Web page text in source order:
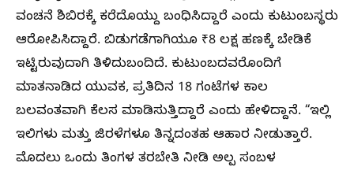
ವಂಚನೆ ಶಿಬಿರಕ್ಕೆ ಕರೆದೊಯ್ದು ಬಂಧಿಸಿದ್ದಾರೆ ಎಂದು ಕುಟುಂಬಸ್ಥರು
ಆರೋಪಿಸಿದ್ದಾರೆ. ಬಿಡುಗಡೆಗಾಗಿಯೂ ₹8 ಲಕ್ಷ ಹಣಕ್ಕೆ ಬೇಡಿಕೆ
ಇಟ್ಟಿರುವುದಾಗಿ ತಿಳಿದುಬಂದಿದೆ. ಕುಟುಂಬದವರೊಂದಿಗೆ
ಮಾತನಾಡಿದ ಯುವಕ, ಪ್ರತಿದಿನ 18 ಗಂಟೆಗಳ ಕಾಲ
ಬಲವಂತವಾಗಿ ಕೆಲಸ ಮಾಡಿಸುತ್ತಿದ್ದಾರೆ ಎಂದು ಹೇಳಿದ್ದಾನೆ. “ಇಲ್ಲಿ
ಇಲಿಗಳು ಮತ್ತು ಜಿರಳೆಗಳೂ ತಿನ್ನದಂತಹ ಆಹಾರ ನೀಡುತ್ತಾರೆ.
ಮೊದಲು ಒಂದು ತಿಂಗಳ ತರಬೇತಿ ನೀಡಿ ಅಲ್ಪ ಸಂಬಳ